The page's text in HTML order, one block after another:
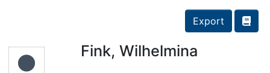
Export
Fink, Wilhelmina